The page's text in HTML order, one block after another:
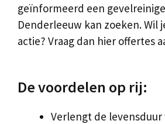
geïnformeerd een
Denderleeuw kan zoeken. Wil
actie? Vraag dan hier offertes
De voordelen op rij:
Verlengt de levensduur